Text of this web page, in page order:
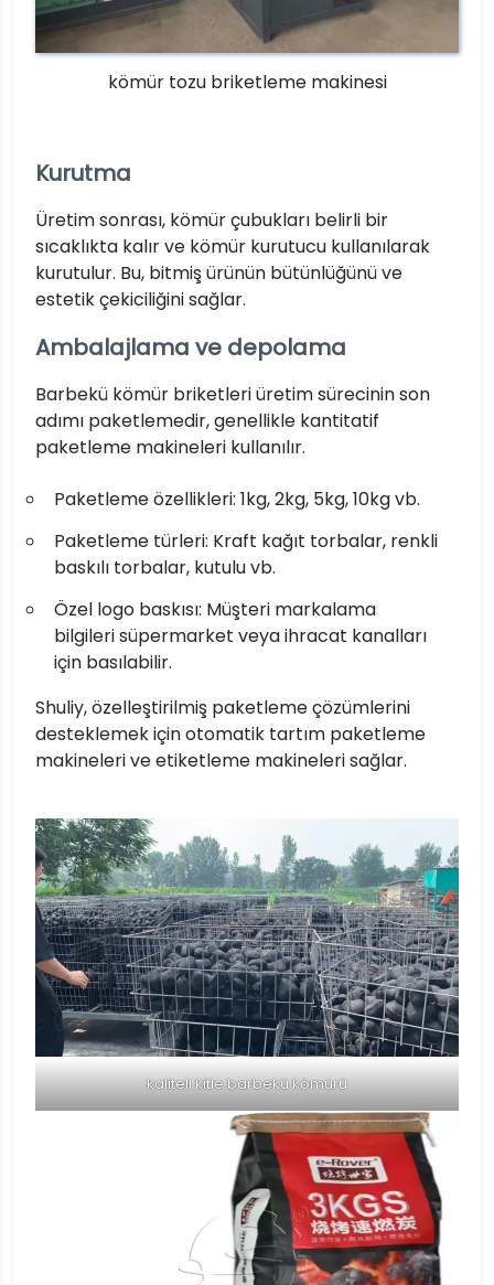
kömür tozu briketleme makinesi
Kurutma
Üretim sonrası, kömür çubukları belirli bir
sıcaklıkta kalır ve kömür kurutucu kullanılarak
kurutulur. Bu, bitmiş ürünün bütünlüğünü ve
estetik çekiciliğini sağlar.
Ambalajlama ve depolama
Barbekü kömür briketleri üretim sürecinin son
adımı paketlemedir, genellikle kantitatif
paketleme makineleri kullanılır.
Paketleme özellikleri: 1kg, 2kg, 5kg, 10kg vb.
Paketleme türleri: Kraft kağıt torbalar, renkli
baskılı torbalar, kutulu vb.
Özel logo baskısı: Müşteri markalama
bilgileri süpermarket veya ihracat kanalları
için basılabilir.
Shuliy, özelleştirilmiş paketleme çözümlerini
desteklemek için otomatik tartım paketleme
makineleri ve etiketleme makineleri sağlar.
kaliteli kitle barbekü kömürü